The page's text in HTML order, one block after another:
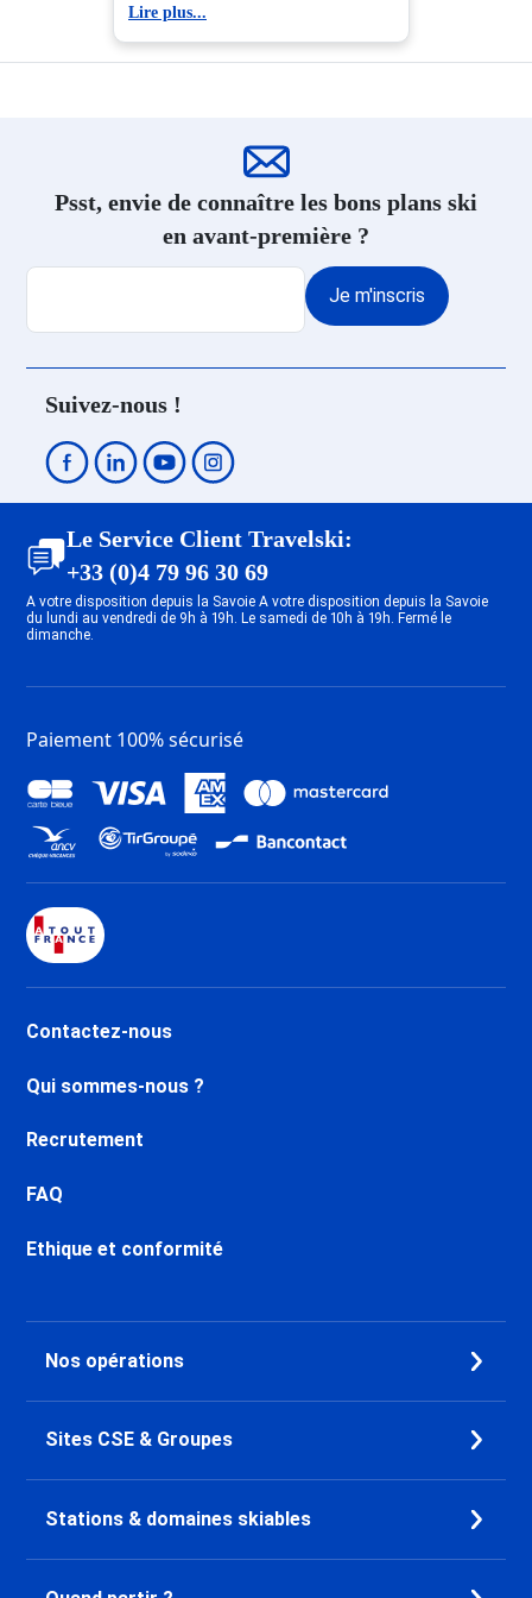
Résidence Ski Serre Chevalier
1200 - Briançon
Lire plus...
Psst, envie de connaître les bons plans ski
en avant-première ?
Je m'inscris
Suivez-nous !
Le Service Client Travelski:
+33 (0)4 79 96 30 69
A votre disposition depuis la Savoie A votre disposition depuis la Savoie
du lundi au vendredi de 9h à 19h. Le samedi de 10h à 19h. Fermé le
dimanche.
Paiement 100% sécurisé
Contactez-nous
Qui sommes-nous ?
Recrutement
FAQ
Ethique et conformité
Nos opérations
Sites CSE & Groupes
Stations & domaines skiables